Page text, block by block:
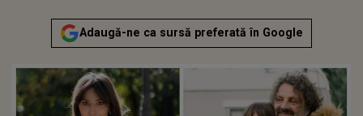
Adaugă-ne ca sursă preferată în Google